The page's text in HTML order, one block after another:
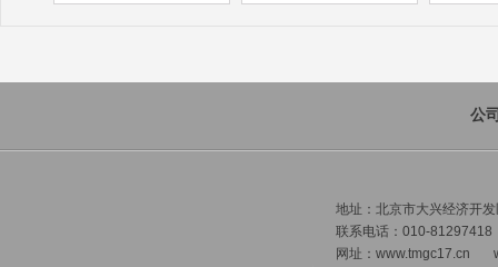
公
地址：北京市大兴经济开
联系电话：010-
网址： www.tmgc17.cn